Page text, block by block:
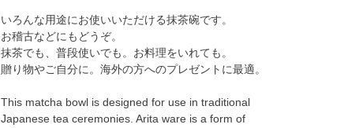
いろんな用途にお使いいただける抹茶碗です。
お稽古などにもどうぞ。
抹茶でも、普段使いでも。お料理をいれても。
贈り物やご自分に。海外の方へのプレゼントに最適。
This matcha bowl is designed for use in traditional
Japanese tea ceremonies. Arita ware is a form of